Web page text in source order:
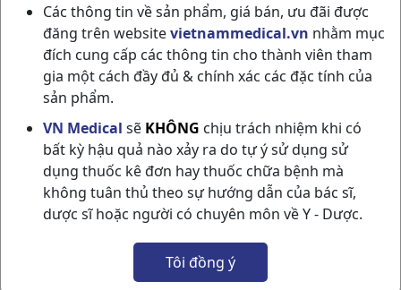
Các thông tin về sản phẩm, giá bán, ưu đãi được
đăng trên websitevietnammedical.vn nhằm mục
đích cung cấp các thông tin cho thành viên tham
gia một cách đầy đủ & chính xác các đặc tính của
sản phẩm.
VN Medical sẽ KHÔNG chịu trách nhiệm khi có
bất kỳ hậu quả nào xảy ra do tự ý sử dụng sử
dụng thuốc kê đơn hay thuốc chữa bệnh mà
không tuân thủ theo sự hướng dẫn của bác sĩ,
dược sĩ hoặc người có chuyên môn về Y - Dược.
Tôi đồng ý
CZARTAN-50MG H50VN MACLEODS
NSX:Macleods
Nhóm hàng:Tim Mạch - Lợi Tiểu- Nội Tiết,
Chia sẻ qua mạng xã hội: